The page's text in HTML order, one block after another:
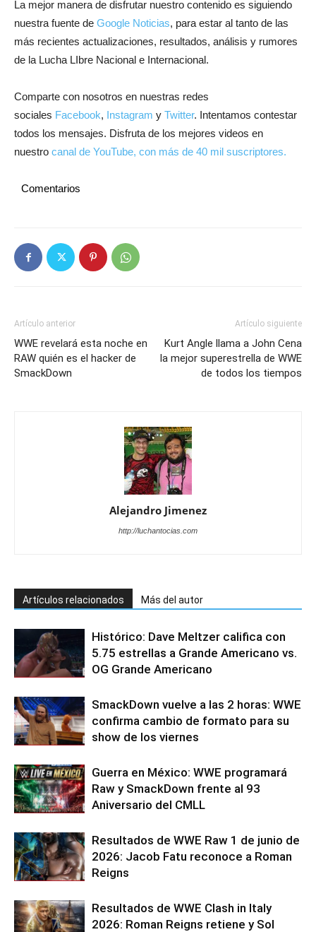
La mejor manera de disfrutar nuestro contenido es siguiendo
nuestra fuente de Google Noticias, para estar al tanto de las
más recientes actualizaciones, resultados, análisis y rumores
de la Lucha LIbre Nacional e Internacional.
Comparte con nosotros en nuestras redes
sociales Facebook, Instagram y Twitter. Intentamos contestar
todos los mensajes. Disfruta de los mejores videos en
nuestro canal de YouTube, con más de 40 mil suscriptores.
Comentarios
Artículo anterior
WWE revelará esta noche en
RAW quién es el hacker de
SmackDown
Artículo siguiente
Kurt Angle llama a John Cena
la mejor superestrella de WWE
de todos los tiempos
Alejandro Jimenez
http://luchantocias.com
Artículos relacionados Más del autor
Histórico: Dave Meltzer califica con
5.75 estrellas a Grande Americano vs.
OG Grande Americano
SmackDown vuelve a las 2 horas: WWE
confirma cambio de formato para su
show de los viernes
Guerra en México: WWE programará
Raw y SmackDown frente al 93
Aniversario del CMLL
Resultados de WWE Raw 1 de junio de
2026: Jacob Fatu reconoce a Roman
Reigns
Resultados de WWE Clash in Italy
2026: Roman Reigns retiene y Sol